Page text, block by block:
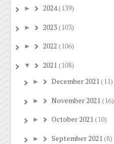
► 2024(139)
► 2023(103)
► 2022 (106)
▼ 2021(108)
► December 2021(11)
► November 2021(16)
► October 2021(10)
► September 2021(8)